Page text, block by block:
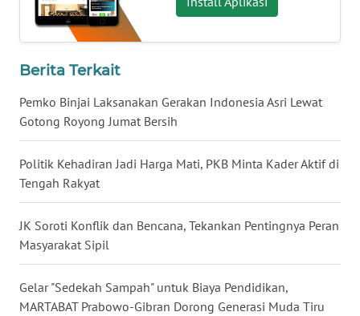
Berita Terkait
Pemko Binjai Laksanakan Gerakan Indonesia Asri Lewat
Gotong Royong Jumat Bersih
Politik Kehadiran Jadi Harga Mati, PKB Minta Kader Aktif di
Tengah Rakyat
JK Soroti Konflik dan Bencana, Tekankan Pentingnya Peran
Masyarakat Sipil
Gelar "Sedekah Sampah" untuk Biaya Pendidikan,
MARTABAT Prabowo-Gibran Dorong Generasi Muda Tiru
JATENG
NUSANTARA
WN
JOGJA
WN
JATIM
WN
BALI
WN
KALBAR